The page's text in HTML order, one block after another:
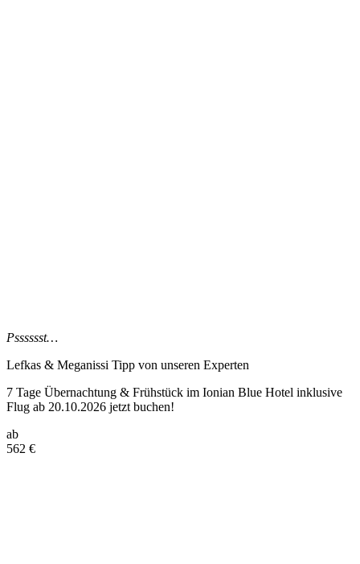
Psssssst…
Lefkas & Meganissi Tipp von unseren Experten
7 Tage Übernachtung & Frühstück im Ionian Blue Hotel inklusive
Flug ab 20.10.2026 jetzt buchen!
ab
562 €